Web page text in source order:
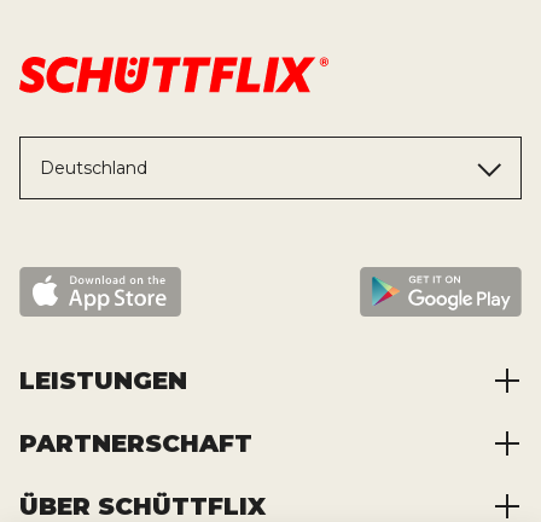
Deutschland
LEISTUNGEN
Baustoffe kaufen
Container mieten
PARTNERSCHAFT
Zusammenarbeit
ÜBER SCHÜTTFLIX